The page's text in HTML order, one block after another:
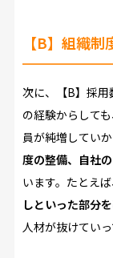
【B】組織
次に、【B】採用
の経験からして
員が純増してい
度の整備、自社
います。たとえば
しといった部分
人材が抜けていっ